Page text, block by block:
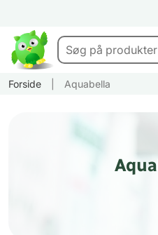
Forside Aquabella